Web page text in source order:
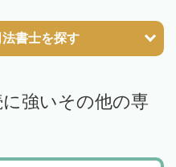
法書士を探す
強いその他の専